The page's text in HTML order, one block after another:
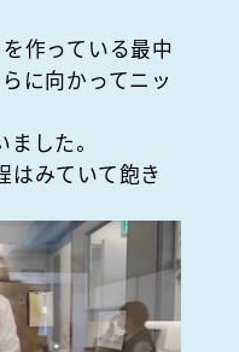
作っている最中
に向かってニッ
した。
はみていて飽き